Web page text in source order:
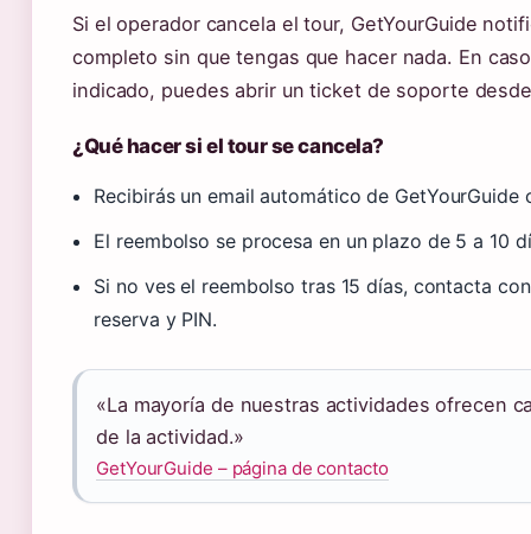
Si el operador cancela el tour, GetYourGuide
completo sin que tengas que hacer nada. En
indicado, puedes abrir un ticket de soporte
¿Qué hacer si el tour se cancela?
Recibirás un email automático de
El reembolso se procesa en un plazo de 5 a 10
Si no ves el reembolso tras 15 días, contacta
reserva y PIN.
«La mayoría de nuestras actividades ofrecen
de la actividad.»
GetYourGuide – página de contacto